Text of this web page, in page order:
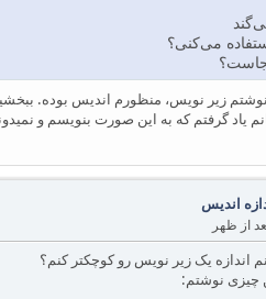
اندیس
اندازه یک زیر نویس رو کوچکتر کنم؟
چیزی نوشتم: